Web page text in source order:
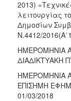
2013)
λειτουργίας
Δημοσίων
Ν.4412/
ΗΜΕΡΟΜΗΝΙΑ
ΔΙΑΔΙΚΤΥΑΚΗ
ΗΜΕΡΟΜΗΝΙΑ
ΕΠΙΣΗΜΗ
01/03/2018